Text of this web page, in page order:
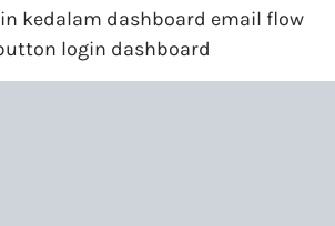
kedalam dashboard email flow
login dashboard